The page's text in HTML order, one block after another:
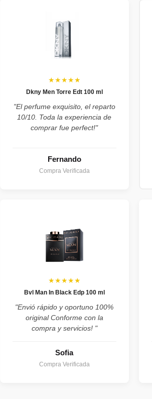
★★★★★
Dkny Men Torre Edt 100 ml
"El perfume exquisito, el reparto
10/10. Toda la experiencia de
comprar fue perfect!"
Fernando
Compra Verificada
★★★★★
Bvl Man In Black Edp 100 ml
"Envió rápido y oportuno 100%
original Conforme con la
compra y servicios! "
Sofia
Compra Verificada